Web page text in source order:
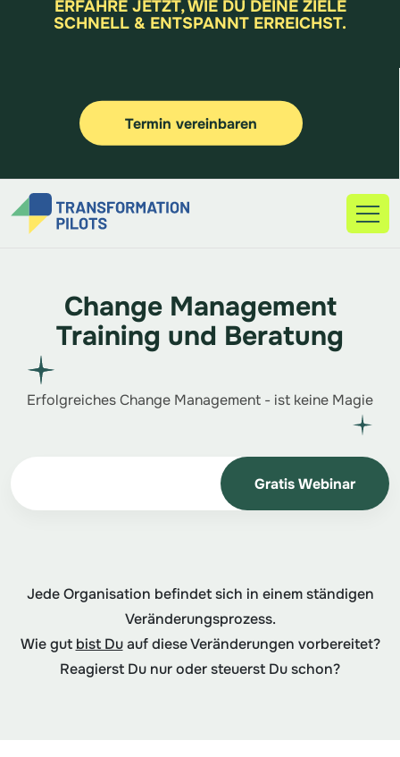
ERFAHRE JETZT, WIE DU DEINE ZIELE
SCHNELL & ENTSPANNT ERREICHST.
Termin vereinbaren
Change Management
Training und Beratung
Erfolgreiches Change Management - ist keine Magie
Gratis Webinar
Jede Organisation befindet sich in einem ständigen
Veränderungsprozess.
Wie gut bist Duauf diese Veränderungen vorbereitet?
Reagierst Du nur oder steuerst Du schon?